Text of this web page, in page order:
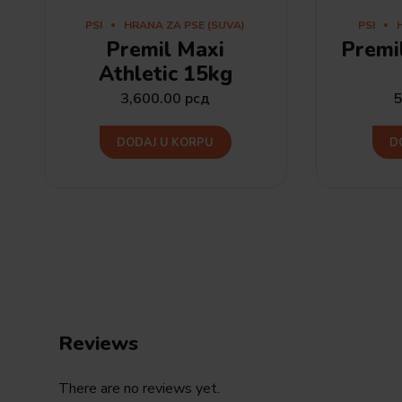
PSI HRANA ZA PSE (SUVA)
Premil Maxi
Athletic 15kg
3,600.00 рсд
DODAJ U KORPU
PSI
Reviews
There are no reviews yet.